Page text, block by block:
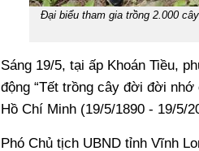
Đại biểu tham gia trồng 2.000
Sáng 19/5, tại ấp Khoán Tiều,
động “Tết trồng cây đời đời
Hồ Chí Minh (19/5/1890 - 19/5/
Phó Chủ tịch UBND tỉnh Vĩnh